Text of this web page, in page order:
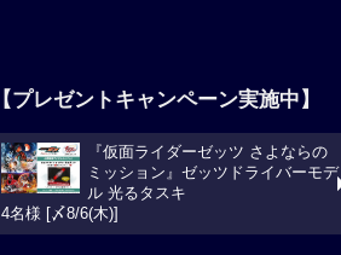
【プレゼントキャンペーン実施中】
『仮面ライダーゼッツ さよならの
ミッション』ゼッツドライバーモデ
ル 光るタスキ
4名様 [〆8/6(木)]